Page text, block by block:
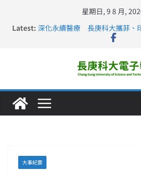
星期日, 9 8 月,
Latest: 深化永續醫療 長庚科大攜菲、
長庚科大訪凱瑟醫療集團、美容
仁德醫專與長庚科大締結策略
長庚科大連四年穩居《遠見》醫
大事紀要